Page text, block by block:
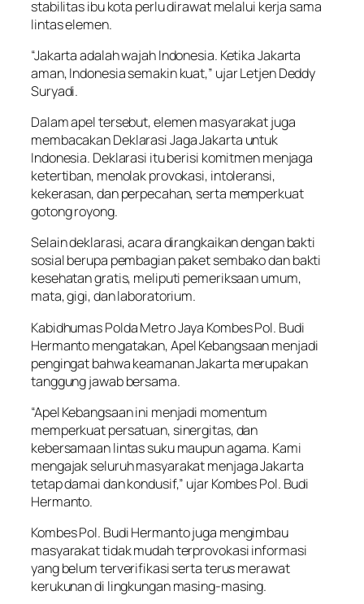
stabilitas ibu kota perlu dirawat melalui kerja sama
lintas elemen.
“Jakarta adalah wajah Indonesia. Ketika Jakarta
aman, Indonesia semakin kuat,” ujar Letjen Deddy
Suryadi.
Dalam apel tersebut, elemen masyarakat juga
membacakan Deklarasi Jaga Jakarta untuk
Indonesia. Deklarasi itu berisi komitmen menjaga
ketertiban, menolak provokasi, intoleransi,
kekerasan, dan perpecahan, serta memperkuat
gotong royong.
Selain deklarasi, acara dirangkaikan dengan bakti
sosial berupa pembagian paket sembako dan bakti
kesehatan gratis, meliputi pemeriksaan umum,
mata, gigi, dan laboratorium.
Kabidhumas Polda Metro Jaya Kombes Pol. Budi
Hermanto mengatakan, Apel Kebangsaan menjadi
pengingat bahwa keamanan Jakarta merupakan
tanggung jawab bersama.
“Apel Kebangsaan ini menjadi momentum
memperkuat persatuan, sinergitas, dan
kebersamaan lintas suku maupun agama. Kami
mengajak seluruh masyarakat menjaga Jakarta
tetap damai dan kondusif,” ujar Kombes Pol. Budi
Hermanto.
Kombes Pol. Budi Hermanto juga mengimbau
masyarakat tidak mudah terprovokasi informasi
yang belum terverifikasi serta terus merawat
kerukunan di lingkungan masing-masing.